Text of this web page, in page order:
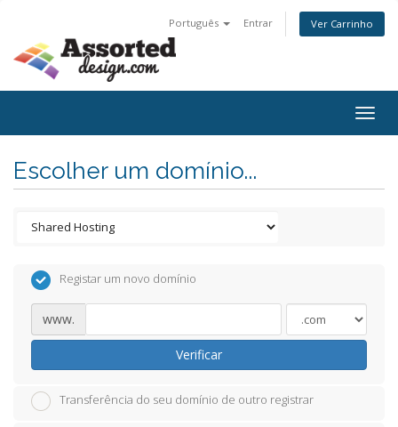
Português Entrar Ver Carrinho
Escolher um domínio...
Registar um novo domínio
www.
Verificar
Transferência do seu domínio de outro registrar